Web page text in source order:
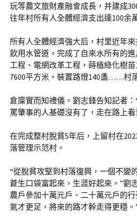
玩等農文旅財產融會成長，并建成
往年村所有人全體經濟支出達100余
所有人全體經濟強大后，村里近年
飲用水管道，完成了自來水所有的
工程、電網改革工程，蒔植綠化樹
7600平方米，裝置路燈140盞……村
倉廩實而知禮儀。劉志鋒告知記者
罵肇事的人基礎沒有了，走在路上
在完成整村脫貧5年后，上留村在
落管理示范村。
“從脫貧攻堅到村落復興，一個不變
蒼生口袋富起來，生涯好起來。”劉
農戶參加十萬元戶、二十萬元戶的
氣才更足，將來的路才幹走得更穩。